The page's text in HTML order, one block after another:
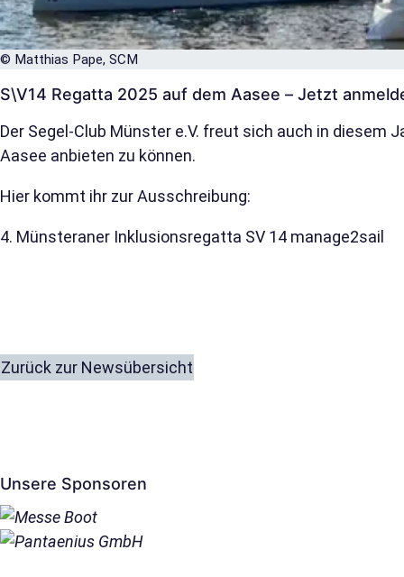
© Matthias Pape, SCM
S\V14 Regatta 2025 auf dem Aasee – Jetzt
Der Segel-Club Münster e.V. freut sich auch in diesem
Aasee anbieten zu können.
Hier kommt ihr zur Ausschreibung:
4. Münsteraner Inklusionsregatta SV 14 manage2sail
Zurück zur Newsübersicht
Unsere Sponsoren